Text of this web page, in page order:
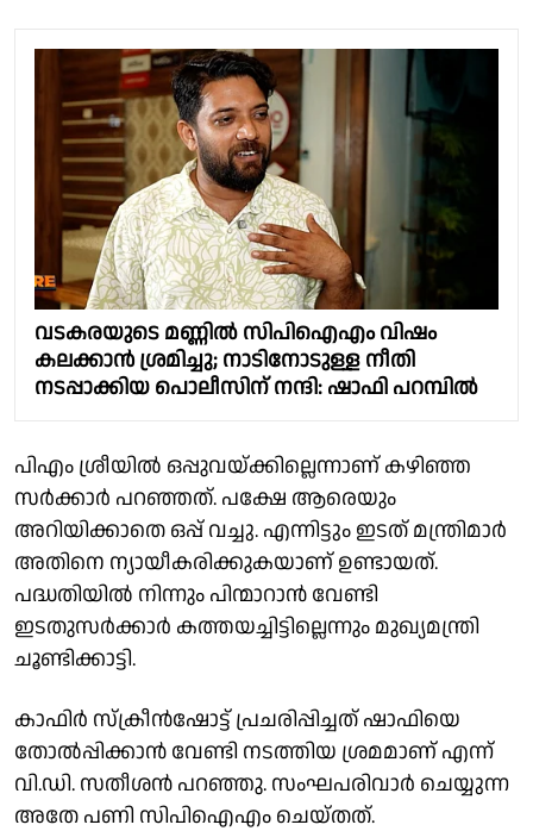
വടകരയുടെ മണ്ണിൽ സിപിഐഎം വിഷം
കലക്കാൻ ശ്രമിച്ചു; നാടിനോടുള്ള നീതി
നടപ്പാക്കിയ പൊലീസിന് നന്ദി: ഷാഫി പറമ്പിൽ
പിഎം ശ്രീയിൽ ഒപ്പുവയ്ക്കില്ലെന്നാണ് കഴിഞ്ഞ
സർക്കാർ പറഞ്ഞത്. പക്ഷേ ആരെയും
അറിയിക്കാതെ ഒപ്പ് വച്ചു. എന്നിട്ടും ഇടത് മന്ത്രിമാർ
അതിനെ ന്യായീകരിക്കുകയാണ് ഉണ്ടായത്.
പദ്ധതിയിൽ നിന്നും പിന്മാറാൻ വേണ്ടി
ഇടതുസർക്കാർ കത്തയച്ചിട്ടില്ലെന്നും മുഖ്യമന്ത്രി
ചൂണ്ടിക്കാട്ടി.
കാഫിർ സ്‌ക്രീൻഷോട്ട് പ്രചരിപ്പിച്ചത് ഷാഫിയെ
തോൽപ്പിക്കാൻ വേണ്ടി നടത്തിയ ശ്രമമാണ് എന്ന്
വി.ഡി. സതീശൻ പറഞ്ഞു. സംഘപരിവാർ ചെയ്യുന്ന
അതേ പണി സിപിഐഎം ചെയ്തത്.